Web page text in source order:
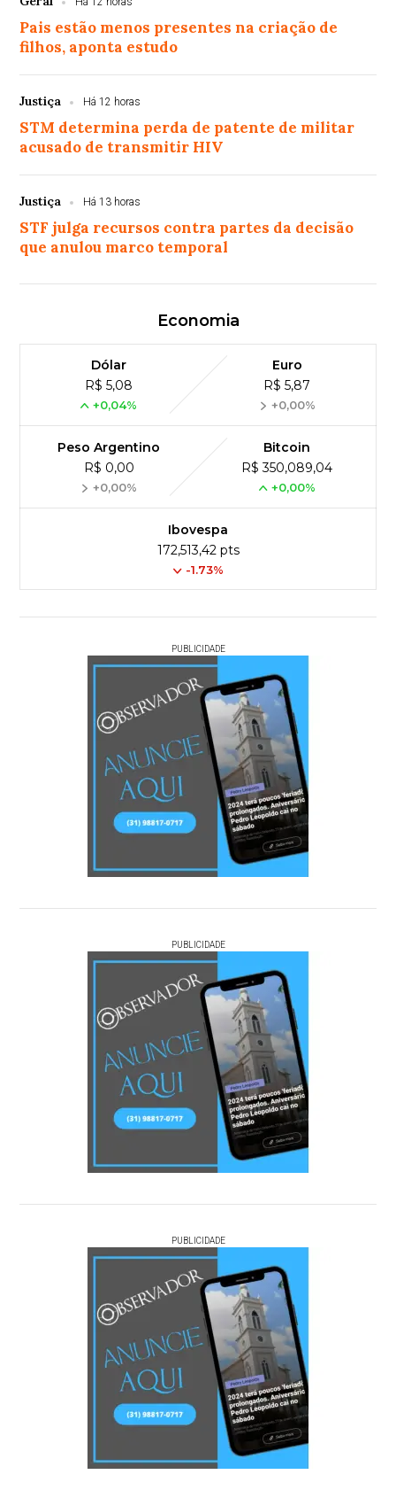
Pais estão menos presentes na criação de
filhos, aponta estudo
Justiça Há 12 horas
STM determina perda de patente de militar
acusado de transmitir HIV
Justiça Há 13 horas
STF julga recursos contra partes da decisão
que anulou marco temporal
Economia
Dólar
R$ 5,08
+0,04%
Euro
R$ 5,87
+0,00%
Peso Argentino
R$ 0,00
+0,00%
Bitcoin
R$ 350,089,04
+0,00%
Ibovespa
172,513,42 pts
-1.73%
PUBLICIDADE
PUBLICIDADE
PUBLICIDADE